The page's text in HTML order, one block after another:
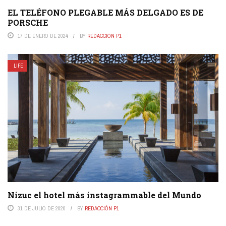
EL TELÉFONO PLEGABLE MÁS DELGADO ES DE
PORSCHE
17 DE ENERO DE 2024 BY REDACCIÓN P1
LIFE
Nizuc el hotel más instagrammable del Mundo
31 DE JULIO DE 2020 BY REDACCIÓN P1